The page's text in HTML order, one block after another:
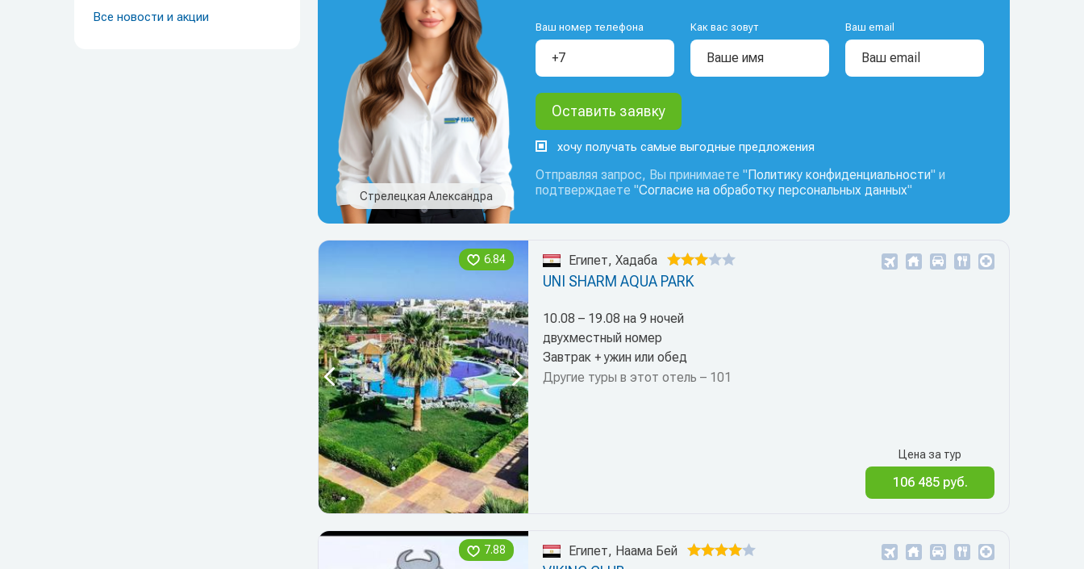
Все новости и акции
Стрелецкая Александра
Ваш номер телефона Как вас зовут Ваш email
хочу получать самые выгодные предложения
Отправляя запрос, Вы принимаете "Политику конфиденциальности" и
подтверждаете "Согласие на обработку персональных данных"
6.84 Египет, Хадаба
UNI SHARM AQUA PARK
10.08 – 19.08 на 9 ночей
двухместный номер
Завтрак + ужин или обед
Другие туры в этот отель – 101
Цена за тур
106 485 руб.
7.88 Египет, Наама Бей